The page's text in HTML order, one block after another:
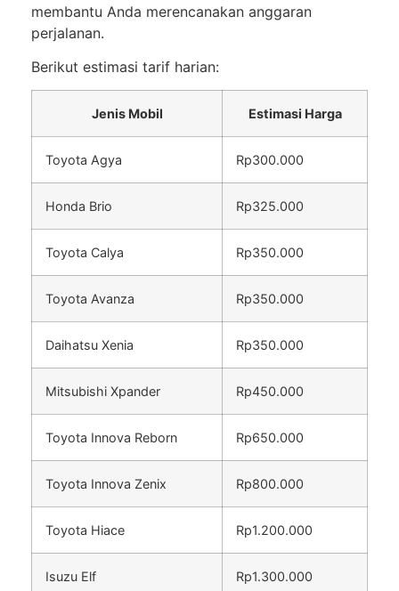
membantu Anda merencanakan anggaran
perjalanan.
Berikut estimasi tarif harian:
Jenis Mobil Estimasi Harga
Toyota Agya Rp300.000
Honda Brio Rp325.000
Toyota Calya Rp350.000
Toyota Avanza Rp350.000
Daihatsu Xenia Rp350.000
Mitsubishi Xpander Rp450.000
Toyota Innova Reborn Rp650.000
Toyota Innova Zenix Rp800.000
Toyota Hiace Rp1.200.000
Isuzu Elf Rp1.300.000